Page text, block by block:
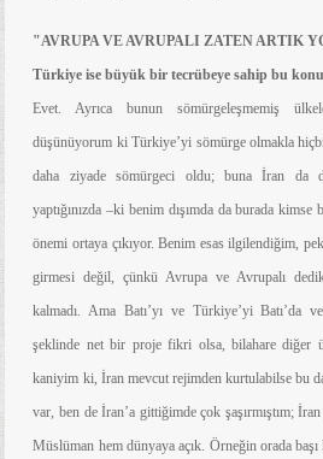
"AVRUPA VE AVRUPALI ZATEN ARTIK
Türkiye ise büyük bir tecrübeye sahip bu
Evet. Ayrıca bunun sömürgeleşmemiş
düşünüyorum ki Türkiye’yi sömürge olmakla
daha ziyade sömürgeci oldu; buna İran da
yaptığınızda –ki benim dışımda da burada
önemi ortaya çıkıyor. Benim esas ilgilendiğim,
girmesi değil, çünkü Avrupa ve Avrupalı
kalmadı. Ama Batı’yı ve Türkiye’yi Batı’da
şeklinde net bir proje fikri olsa, bilahare diğer
kaniyim ki, İran mevcut rejimden kurtulabilse bu
var, ben de İran’a gittiğimde çok şaşırmıştım;
Müslüman hem dünyaya açık. Örneğin orada